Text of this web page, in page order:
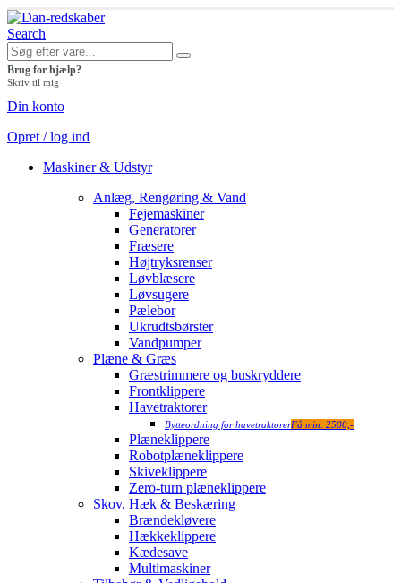
Search
Brug for hjælp?
Skriv til mig
Din konto
Opret / log ind
Maskiner & Udstyr
Anlæg, Rengøring & Vand
Fejemaskiner
Generatorer
Fræsere
Højtryksrenser
Løvblæsere
Løvsugere
Pælebor
Ukrudtsbørster
Vandpumper
Plæne & Græs
Græstrimmere og buskryddere
Frontklippere
Havetraktorer
Bytteordning for havetraktorerFå min. 2500,-
Plæneklippere
Robotplæneklippere
Skiveklippere
Zero-turn plæneklippere
Skov, Hæk & Beskæring
Brændekløvere
Hækkeklippere
Kædesave
Multimaskiner